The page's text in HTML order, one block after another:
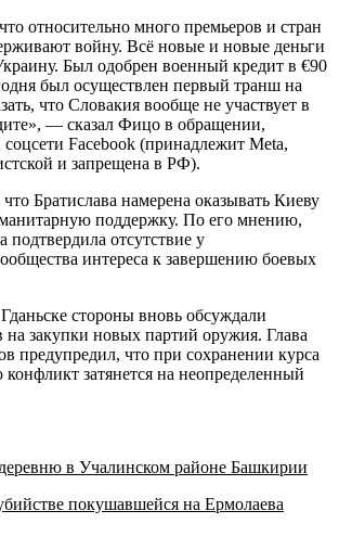
относительно много премьеров и стран
войну. Всё новые и новые деньги
Был одобрен военный кредит в €90
был осуществлен первый транш на
что Словакия вообще не участвует в
— сказал Фицо в обращении,
Facebook (принадлежит Meta,
и запрещена в РФ).
Братислава намерена оказывать Киеву
поддержку. По его мнению,
подтвердила отсутствие у
интереса к завершению боевых
стороны вновь обсуждали
на закупки новых партий оружия. Глава
предупредил, что при сохранении курса
затянется на неопределенный
в Учалинском районе Башкирии
покушавшейся на Ермолаева